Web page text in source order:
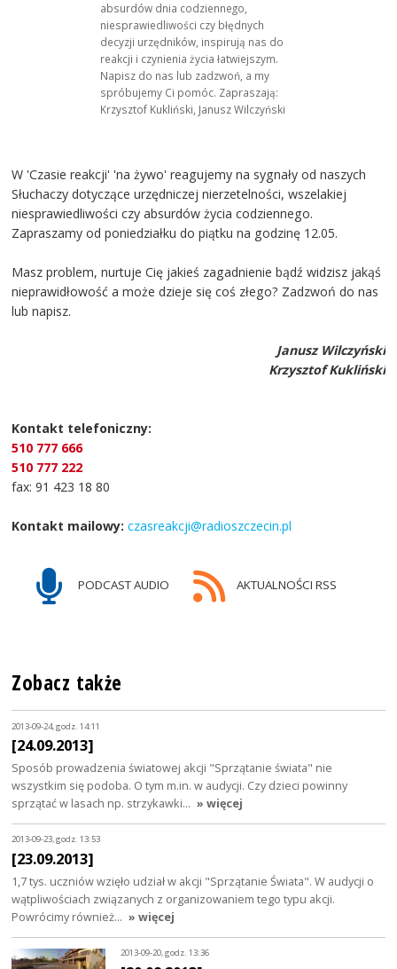
absurdów dnia codziennego,
niesprawiedliwości czy błędnych
decyzji urzędników, inspirują nas do
reakcji i czynienia życia łatwiejszym.
Napisz do nas lub zadzwoń, a my
spróbujemy Ci pomóc. Zapraszają:
Krzysztof Kukliński, Janusz Wilczyński
W 'Czasie reakcji' 'na żywo' reagujemy na sygnały od naszych
Słuchaczy dotyczące urzędniczej nierzetelności, wszelakiej
niesprawiedliwości czy absurdów życia codziennego.
Zapraszamy od poniedziałku do piątku na godzinę 12.05.
Masz problem, nurtuje Cię jakieś zagadnienie bądź widzisz jakąś
nieprawidłowość a może dzieje się coś złego? Zadzwoń do nas
lub napisz.
Janusz Wilczyński
Krzysztof Kukliński
Kontakt telefoniczny:
510 777 666
510 777 222
fax: 91 423 18 80
Kontakt mailowy: czasreakcji@radioszczecin.pl
PODCAST AUDIO AKTUALNOŚCI RSS
Zobacz także
2013-09-24, godz. 14:11
[24.09.2013]
Sposób prowadzenia światowej akcji "Sprzątanie świata" nie
wszystkim się podoba. O tym m.in. w audycji. Czy dzieci powinny
sprzątać w lasach np. strzykawki… » więcej
2013-09-23, godz. 13:53
[23.09.2013]
1,7 tys. uczniów wzięło udział w akcji "Sprzątanie Świata". W audycji o
wątpliwościach związanych z organizowaniem tego typu akcji.
Powrócimy również… » więcej
2013-09-20, godz. 13:36